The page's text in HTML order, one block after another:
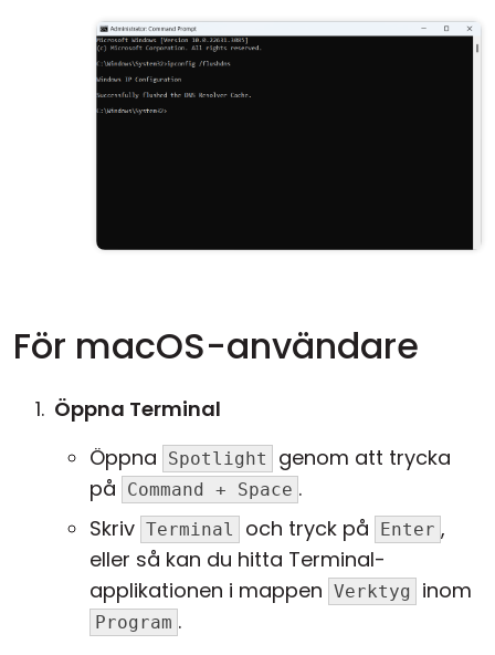
För macOS-användare
Öppna Terminal
Öppna
Spotlight
genom att trycka
på
Command + Space .
Skriv Terminal och tryck på Enter ,
eller så kan du hitta Terminal-
applikationen i mappen Verktyg inom
Program .